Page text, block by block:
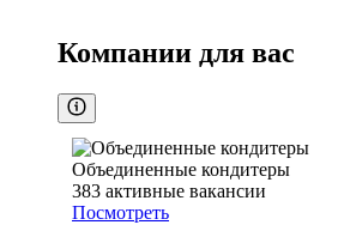
Компании для вас
Объединенные кондитеры
383 активные вакансии
Посмотреть